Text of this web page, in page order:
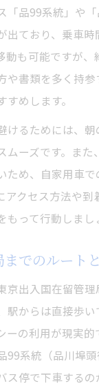
「品99系統」や
出ており、乗車
動も可能ですが、
や書類を多く持
めします。
けるためには、
ムーズです。また
ため、自家用車
アクセス方法や到
って行動しまし
でのルート
京出入国在留管
駅からは直接歩
ーの利用が現実的
99系統（品川埠頭
ス停で下車する